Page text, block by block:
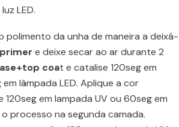
LED.
polimento da unha de maneira a deixá-
primer e deixe secar ao ar durante 2
coat e catalise 120seg em
lâmpada LED. Aplique a cor
em lampada UV ou 60seg em
o processo na segunda camada.